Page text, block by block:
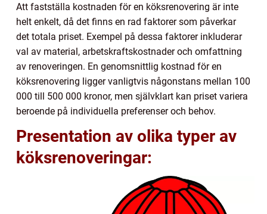
Att fastställa kostnaden för en köksrenovering är inte
helt enkelt, då det finns en rad faktorer som påverkar
det totala priset. Exempel på dessa faktorer inkluderar
val av material, arbetskraftskostnader och omfattning
av renoveringen. En genomsnittlig kostnad för en
köksrenovering ligger vanligtvis någonstans mellan 100
000 till 500 000 kronor, men självklart kan priset variera
beroende på individuella preferenser och behov.
Presentation av olika typer av
köksrenoveringar: